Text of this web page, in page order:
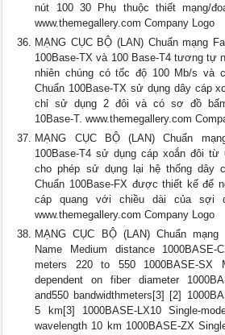
nút 100 30 Phụ thuộc thiết mạng/
www.themegallery.com Company Logo
MẠNG CỤC BỘ (LAN) Chuẩn mạng
100Base-TX và 100 Base-T4 tương tự
nhiên chúng có tốc độ 100 Mb/s và
Chuẩn 100Base-TX sử dụng dây cáp
chỉ sử dụng 2 đôi và có sơ đồ
10Base-T. www.themegallery.com
MẠNG CỤC BỘ (LAN) Chuẩn
100Base-T4 sử dụng cáp xoắn đôi
cho phép sử dụng lại hệ thống dây
Chuẩn 100Base-FX được thiết kế để
cáp quang với chiều dài của sợi
www.themegallery.com Company Logo
MẠNG CỤC BỘ (LAN) Chuẩn mạng
Name Medium distance
meters 220 to 550 1000BASE‑SX
dependent on fiber diameter
and550 bandwidthmeters[3] [2]
5 km[3] 1000BASE‑LX10 Single-
wavelength 10 km 1000BASE‑ZX